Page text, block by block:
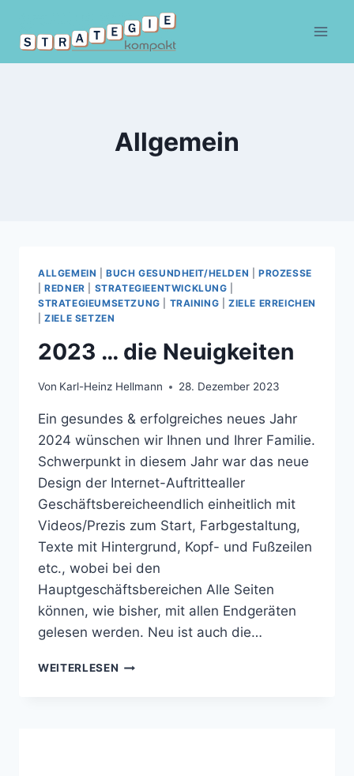
Inhalt
springen
Allgemein
ALLGEMEIN |BUCH GESUNDHEIT/HELDEN |PROZESSE
|REDNER STRATEGIEENTWICKLUNG
STRATEGIEUMSETZUNG
TRAINING |ZIELE ERREICHEN
|ZIELE SETZEN
2023 … die Neuigkeiten
Von Karl-Heinz Hellmann 28. Dezember 2023
Ein gesundes & erfolgreiches neues Jahr
2024 wünschen wir Ihnen und Ihrer Familie.
Schwerpunkt in diesem Jahr war das neue
Design der Internet-Auftrittealler
Geschäftsbereicheendlich einheitlich mit
Videos/Prezis zum Start, Farbgestaltung,
Texte mit Hintergrund, Kopf- und Fußzeilen
etc., wobei bei den
Hauptgeschäftsbereichen Alle Seiten
können, wie bisher, mit allen Endgeräten
gelesen werden. Neu ist auch die…
WEITERLESEN 2023